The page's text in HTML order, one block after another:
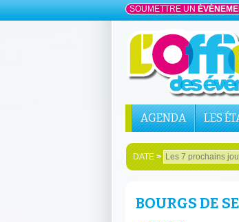
SOUMETTRE UN
AGENDA LES
DATE>
BOURGS DE